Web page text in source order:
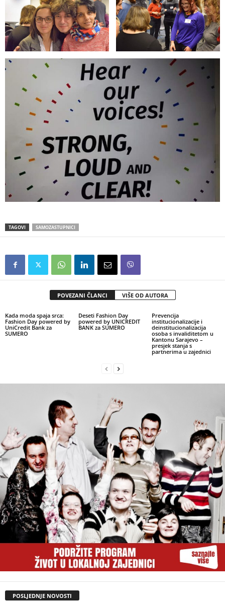
TAGOVI SAMOZASTUPNICI
POVEZANI ČLANCI VIŠE OD AUTORA
Kada moda spaja srca:
Fashion Day powered by
UniCredit Bank za
SUMERO
Deseti Fashion Day
powered by UNICREDIT
BANK za SUMERO
Prevencija
institucionalizacije i
deinstitucionalizacija
osoba s invaliditetom u
Kantonu Sarajevo –
presjek stanja s
partnerima u zajednici
POSLJEDNJE NOVOSTI